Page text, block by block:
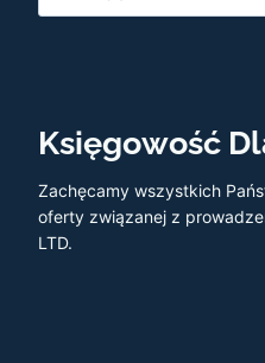
Księgowość
Zachęcamy wszystkich
oferty związanej z
LTD.